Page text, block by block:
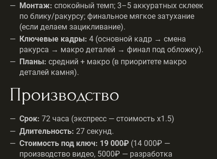
Монтаж: спокойный темп; 3–5 аккуратных склеек
по блику/ракурсу; финальное мягкое затухание
(если делаем зацикливание).
Ключевые кадры: 4 (основной кадр → смена
ракурса → макро деталей → финал под обложку).
Планы: средний + макро (в приоритете макро
деталей камня).
Производство
Срок: 72 часа (экспресс — стоимость х1.5)
Длительность: 27 секунд.
Стоимость под ключ: 19 000₽ (14 000₽ —
производство видео, 5000₽ — разработка